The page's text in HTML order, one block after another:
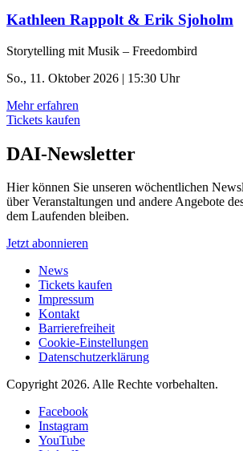
Kathleen Rappolt & Erik Sjoholm
Storytelling mit Musik – Freedombird
So., 11. Oktober 2026 | 15:30 Uhr
Mehr erfahren
Tickets kaufen
DAI-Newsletter
Hier können Sie unseren wöchentlichen
über Veranstaltungen und andere Angebote
dem Laufenden bleiben.
Jetzt abonnieren
News
Tickets kaufen
Impressum
Kontakt
Barrierefreiheit
Cookie-Einstellungen
Datenschutzerklärung
Copyright 2026. Alle Rechte vorbehalten.
Facebook
Instagram
YouTube